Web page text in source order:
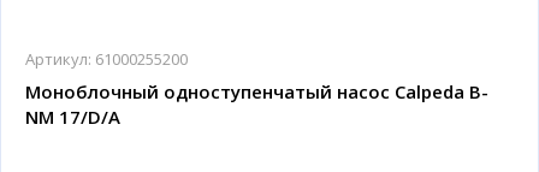
Артикул: 61000255200
Моноблочный одноступенчатый насос Calpeda B-
NM 17/D/A